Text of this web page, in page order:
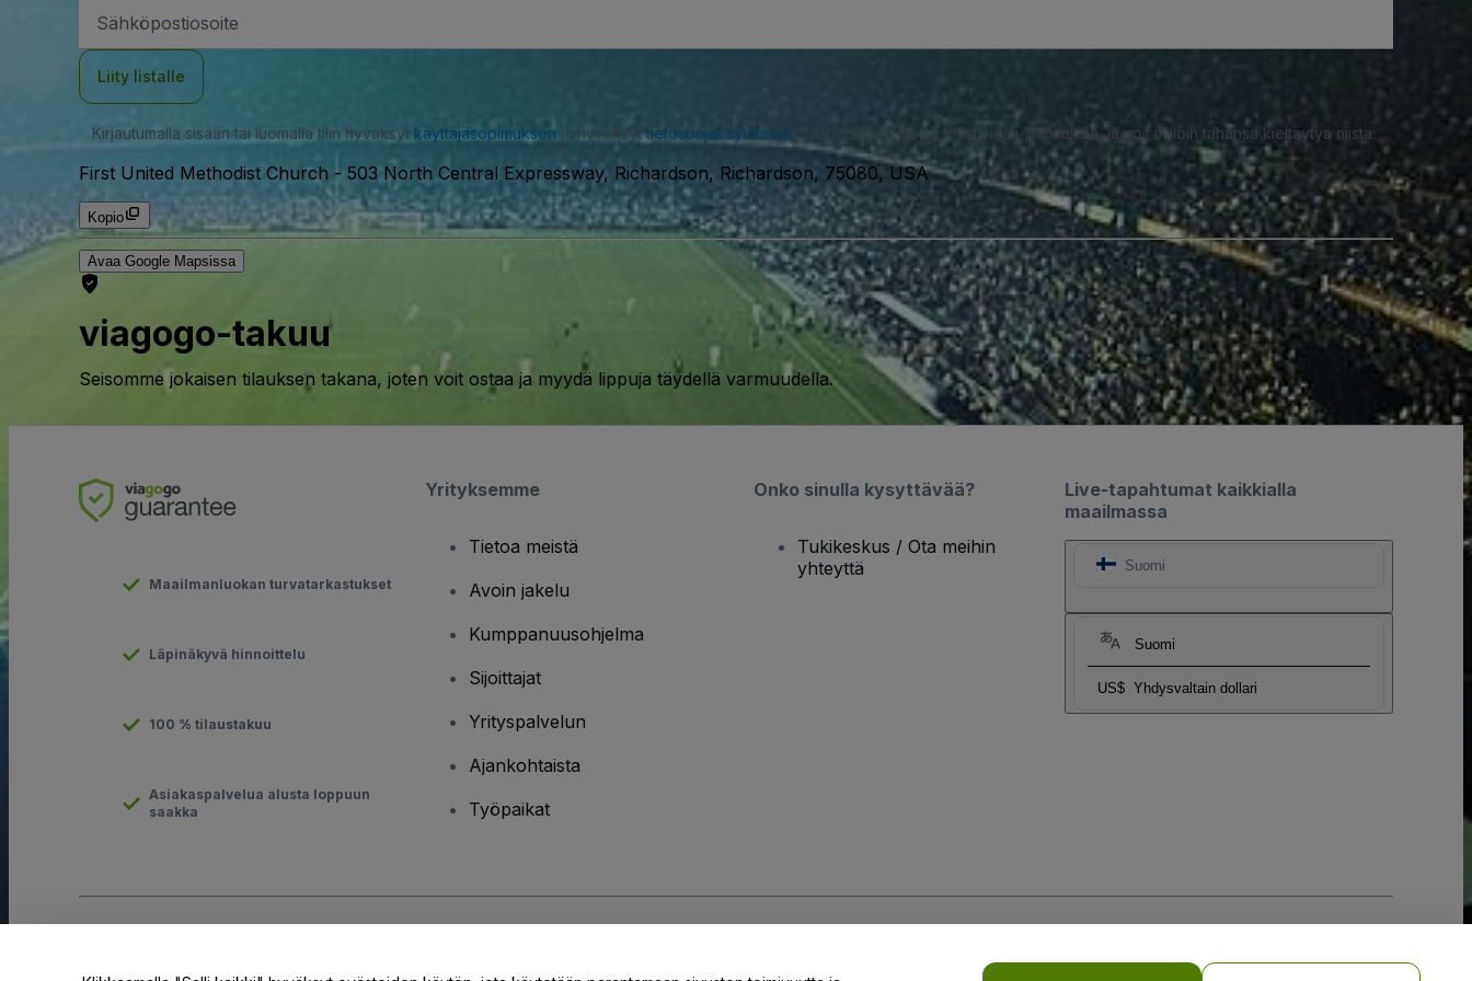
Liity listalle
Kirjautumalla sisään tai luomalla tilin hyväksyt käyttäjäsopimuksen ja hyväksyttietosuojakäytännön . Saatat saada meiltä tekstiviesti-ilmoituksia, ja voit milloin tahansa kieltäytyä niistä.
First United Methodist Church - 503 North Central Expressway, Richardson, Richardson, 75080, USA
Kopio
Avaa Google Mapsissa
viagogo-takuu
Seisomme jokaisen tilauksen takana, joten voit ostaa ja myydä lippuja täydellä varmuudella.
Live-tapahtumat kaikkialla
maailmassa
Suomi
Suomi
US$ Yhdysvaltain dollari
Maailmanluokan turvatarkastukset
Läpinäkyvä hinnoittelu
100 % tilaustakuu
Asiakaspalvelua alusta loppuun
saakka
Yrityksemme
Tietoa meistä
Avoin jakelu
Kumppanuusohjelma
Sijoittajat
Yrityspalvelun
Ajankohtaista
Työpaikat
Onko sinulla kysyttävää?
Tukikeskus / Ota meihin
yhteyttä